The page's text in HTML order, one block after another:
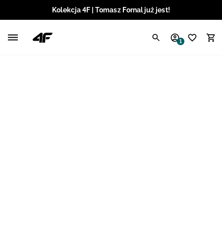
Kolekcja 4F | Tomasz Fornal już jest!
1